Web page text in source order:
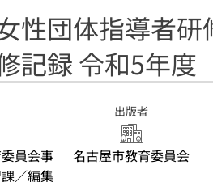
性団体指導者研
記録 令和5年度
員会事
／編集
出版者
名古屋市教育委員会